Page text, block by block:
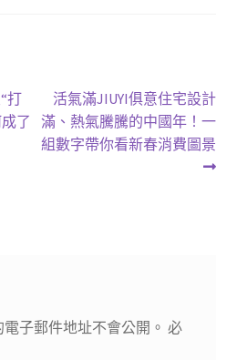
打
了
下
一
篇
活氣滿JIUYI俱意住宅設計
滿、熱氣騰騰的中國年！一
組數字帶你看新春消費圖景
子郵件地址不會公開。 必